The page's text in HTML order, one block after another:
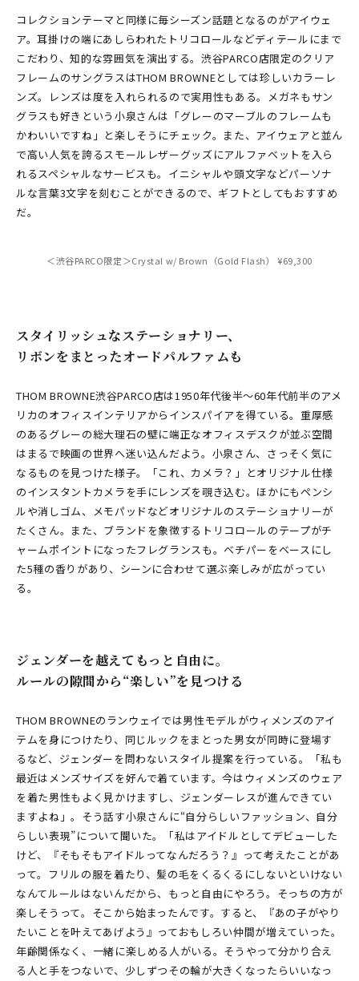
コレクションテーマと同様に毎シーズン話題となるのがアイウェ
ア。耳掛けの端にあしらわれたトリコロールなどディテールにまで
こだわり、知的な雰囲気を演出する。渋谷PARCO店限定のクリア
フレームのサングラスはTHOM BROWNEとしては珍しいカラーレ
ンズ。レンズは度を入れられるので実用性もある。メガネもサン
グラスも好きという小泉さんは「グレーのマーブルのフレームも
かわいいですね」と楽しそうにチェック。また、アイウェアと並ん
で高い人気を誇るスモールレザーグッズにアルファベットを入ら
れるスペシャルなサービスも。イニシャルや頭文字などパーソナ
ルな言葉3文字を刻むことができるので、ギフトとしてもおすすめ
だ。
＜渋谷PARCO限定＞Crystal w/ Brown（Gold Flash） ¥69,300
スタイリッシュなステーショナリー、
リボンをまとったオードパルファムも
THOM BROWNE渋谷PARCO店は1950年代後半〜60年代前半のアメ
リカのオフィスインテリアからインスパイアを得ている。重厚感
のあるグレーの総大理石の壁に端正なオフィスデスクが並ぶ空間
はまるで映画の世界へ迷い込んだよう。小泉さん、さっそく気に
なるものを見つけた様子。「これ、カメラ？」とオリジナル仕様
のインスタントカメラを手にレンズを覗き込む。ほかにもペンシ
ルや消しゴム、メモパッドなどオリジナルのステーショナリーが
たくさん。また、ブランドを象徴するトリコロールのテープがチ
ャームポイントになったフレグランスも。ベチパーをベースにし
た5種の香りがあり、シーンに合わせて選ぶ楽しみが広がってい
る。
ジェンダーを越えてもっと自由に。
ルールの隙間から“楽しい”を見つける
THOM BROWNEのランウェイでは男性モデルがウィメンズのアイ
テムを身につけたり、同じルックをまとった男女が同時に登場す
るなど、ジェンダーを問わないスタイル提案を行っている。「私も
最近はメンズサイズを好んで着ています。今はウィメンズのウェア
を着た男性もよく見かけますし、ジェンダーレスが進んできてい
ますよね」。そう話す小泉さんに“自分らしいファッション、自分
らしい表現”について聞いた。「私はアイドルとしてデビューした
けど、『そもそもアイドルってなんだろう？』って考えたことがあ
って。フリルの服を着たり、髪の毛をくるくるにしないといけない
なんてルールはないんだから、もっと自由にやろう。そっちの方が
楽しそうって。そこから始まったんです。すると、『あの子がやり
たいことを叶えてあげよう』っておもしろい仲間が増えていった。
年齢関係なく、一緒に楽しめる人がいる。そうやって分かり合え
る人と手をつないで、少しずつその輪が大きくなったらいいなっ